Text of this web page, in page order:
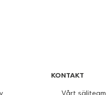
KONTAKT
Vårt säljteam